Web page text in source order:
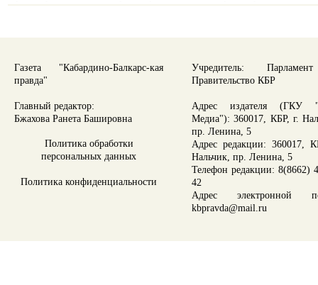
Газета "Кабардино-Балкарс-кая
правда"
Главный редактор:
Бжахова Ранета Башировна
Политика обработки
персональных данных
Политика конфиденциальности
Учредитель:
Правительство КБР
Адрес издателя (ГКУ
Медиа"): 360017, КБР, г.
пр. Ленина, 5
Адрес редакции: 360017,
Нальчик, пр. Ленина, 5
Телефон редакции: 8(8662)
42
Адрес электронной
kbpravda@mail.ru